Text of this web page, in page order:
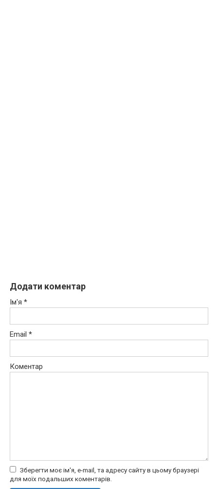
Додати коментар
Ім'я *
Email *
Коментар
Зберегти моє ім'я, e-mail, та адресу сайту в цьому браузері
для моїх подальших коментарів.